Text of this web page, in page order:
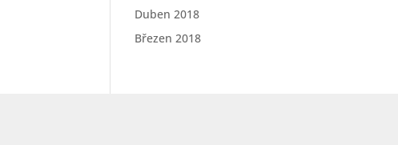
Duben 2018
Březen 2018